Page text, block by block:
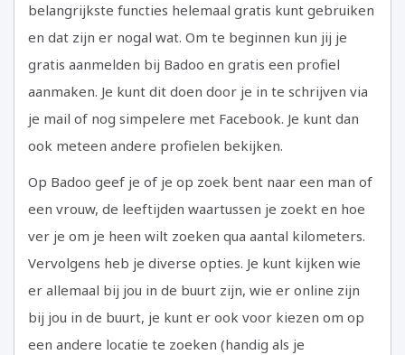
belangrijkste functies helemaal gratis kunt gebruiken
en dat zijn er nogal wat. Om te beginnen kun jij je
gratis aanmelden bij Badoo en gratis een profiel
aanmaken. Je kunt dit doen door je in te schrijven via
je mail of nog simpelere met Facebook. Je kunt dan
ook meteen andere profielen bekijken.
Op Badoo geef je of je op zoek bent naar een man of
een vrouw, de leeftijden waartussen je zoekt en hoe
ver je om je heen wilt zoeken qua aantal kilometers.
Vervolgens heb je diverse opties. Je kunt kijken wie
er allemaal bij jou in de buurt zijn, wie er online zijn
bij jou in de buurt, je kunt er ook voor kiezen om op
een andere locatie te zoeken (handig als je